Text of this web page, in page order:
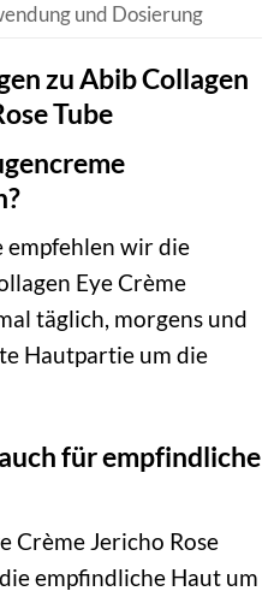
und Dosierung
zu Abib Collagen
Tube
empfehlen wir die
Eye Crème
täglich, morgens und
Hautpartie um die
für empfindliche
Crème Jericho Rose
empfindliche Haut um